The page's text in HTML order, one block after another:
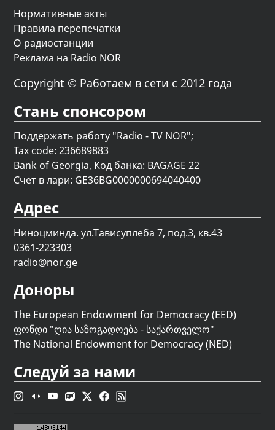
Нормативные акты
Правила перепечатки
О радиостанции
Реклама на Radio NOR
Copyright © Работаем в сети с 2012 года
Стань спонсором
Поддержать работу "Radio - TV NOR";
Tax code: 236689883
Bank of Georgia, Код банка: BAGAGE 22
Счет в лари: GE36BG0000000694040400
Адрес
Ниноцминда. ул.Тависуплеба 7, под.3, кв.43
0361-223303
radio@nor.ge
Доноры
The European Endowment for Democracy (EED)
ფონდი "ღია საზოგადოება - საქართველო"
The National Endowment for Democracy (NED)
Следуй за нами